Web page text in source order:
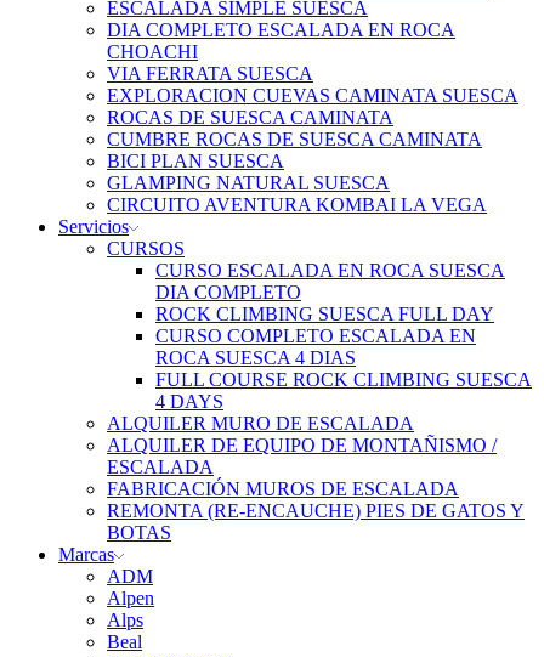
ESCALADA SIMPLE SUESCA
DIA COMPLETO ESCALADA EN ROCA
CHOACHI
VIA FERRATA SUESCA
EXPLORACION CUEVAS CAMINATA SUESCA
ROCAS DE SUESCA CAMINATA
CUMBRE ROCAS DE SUESCA CAMINATA
BICI PLAN SUESCA
GLAMPING NATURAL SUESCA
CIRCUITO AVENTURA KOMBAI LA VEGA
Servicios
CURSOS
CURSO ESCALADA EN ROCA SUESCA
DIA COMPLETO
ROCK CLIMBING SUESCA FULL DAY
CURSO COMPLETO ESCALADA EN
ROCA SUESCA 4 DIAS
FULL COURSE ROCK CLIMBING SUESCA
4 DAYS
ALQUILER MURO DE ESCALADA
ALQUILER DE EQUIPO DE MONTAÑISMO /
ESCALADA
FABRICACIÓN MUROS DE ESCALADA
REMONTA (RE-ENCAUCHE) PIES DE GATOS Y
BOTAS
Marcas
ADM
Alpen
Alps
Beal